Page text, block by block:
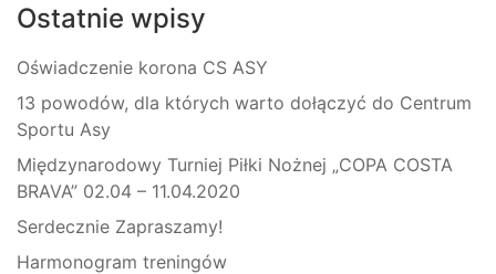
Ostatnie wpisy
Oświadczenie korona CS ASY
13 powodów, dla których warto dołączyć do Centrum
Sportu Asy
Międzynarodowy Turniej Piłki Nożnej „COPA COSTA
BRAVA” 02.04 – 11.04.2020
Serdecznie Zapraszamy!
Harmonogram treningów